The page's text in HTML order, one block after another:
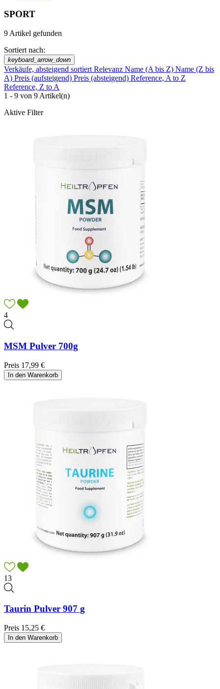
SPORT
9 Artikel gefunden
Sortiert nach:
keyboard_arrow_down
Verkäufe, absteigend sortiert Relevanz Name (A bis Z) Name (Z bis
A) Preis (aufsteigend) Preis (absteigend) Reference, A to Z
Reference, Z to A
1 - 9 von 9 Artikel(n)
Aktive Filter
4
MSM Pulver 700g
Preis 17,99 €
In den Warenkorb
13
Taurin Pulver 907 g
Preis 15,25 €
In den Warenkorb